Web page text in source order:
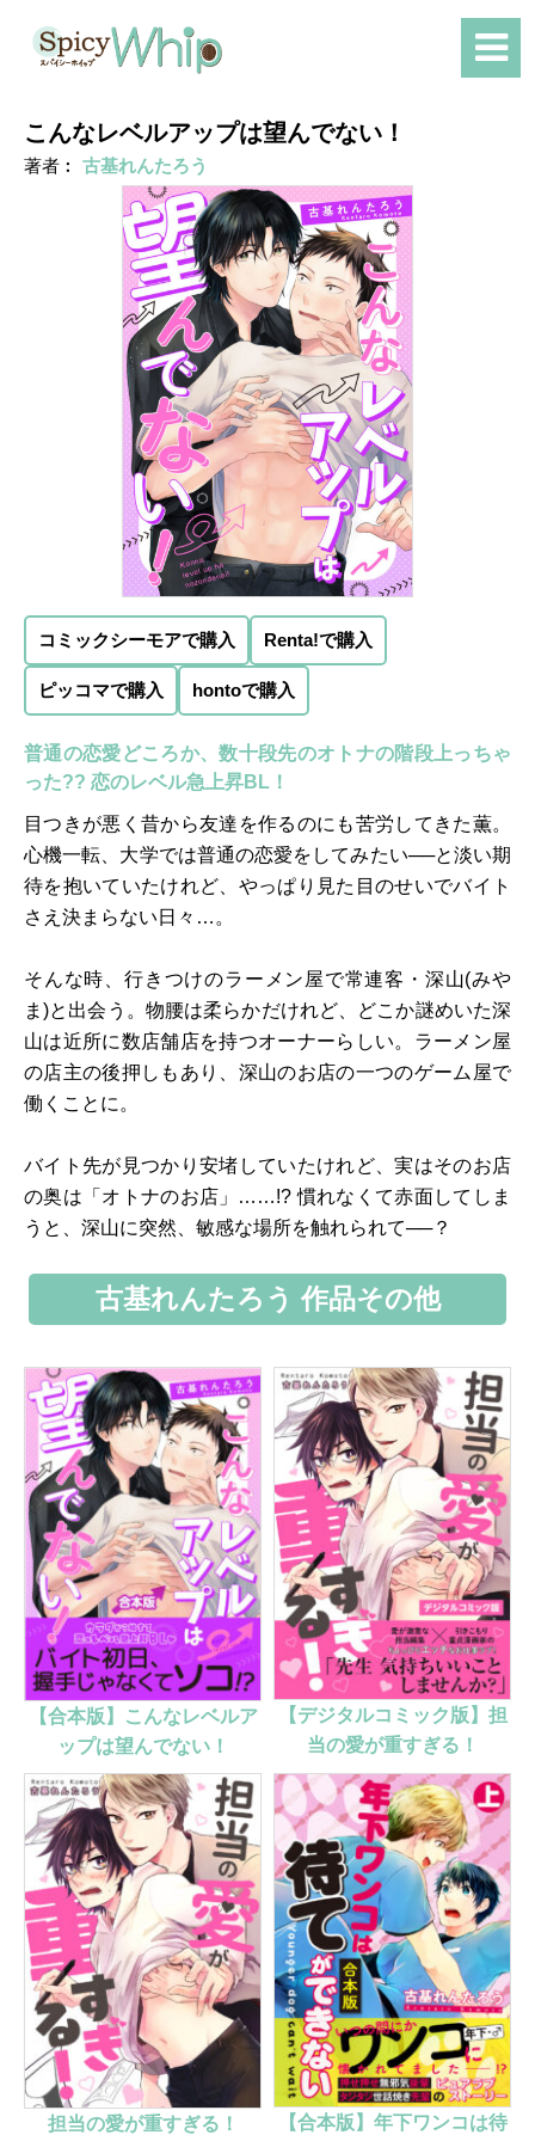
こんなレベルアップは望んでない！
著者︰ 古基れんたろう
コミックシーモアで購入 Renta!で購入
ピッコマで購入 hontoで購入
普通の恋愛どころか、数十段先のオトナの階段上っちゃ
った?? 恋のレベル急上昇BL！
目つきが悪く昔から友達を作るのにも苦労してきた薫。
心機一転、大学では普通の恋愛をしてみたい──と淡い期
待を抱いていたけれど、やっぱり見た目のせいでバイト
さえ決まらない日々…。
そんな時、行きつけのラーメン屋で常連客・深山(みや
ま)と出会う。物腰は柔らかだけれど、どこか謎めいた深
山は近所に数店舗店を持つオーナーらしい。ラーメン屋
の店主の後押しもあり、深山のお店の一つのゲーム屋で
働くことに。
バイト先が見つかり安堵していたけれど、実はそのお店
の奥は「オトナのお店」……!? 慣れなくて赤面してしま
うと、深山に突然、敏感な場所を触れられて──？
古基れんたろう 作品その他
【合本版】こんなレベルア
ップは望んでない！
【デジタルコミック版】担
当の愛が重すぎる！
担当の愛が重すぎる！ 【合本版】年下ワンコは待